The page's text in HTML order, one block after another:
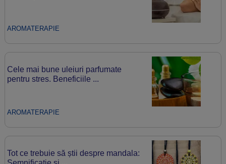
AROMATERAPIE
Cele mai bune uleiuri parfumate
pentru stres. Beneficiile ...
AROMATERAPIE
Tot ce trebuie să știi despre mandala: